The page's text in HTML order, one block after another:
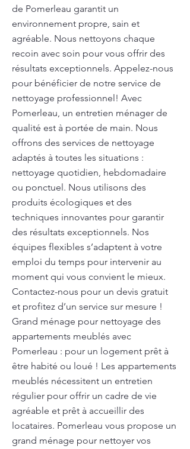
de Pomerleau garantit un
environnement propre, sain et
agréable. Nous nettoyons chaque
recoin avec soin pour vous offrir des
résultats exceptionnels. Appelez-nous
pour bénéficier de notre service de
nettoyage professionnel! Avec
Pomerleau, un entretien ménager de
qualité est à portée de main. Nous
offrons des services de nettoyage
adaptés à toutes les situations :
nettoyage quotidien, hebdomadaire
ou ponctuel. Nous utilisons des
produits écologiques et des
techniques innovantes pour garantir
des résultats exceptionnels. Nos
équipes flexibles s’adaptent à votre
emploi du temps pour intervenir au
moment qui vous convient le mieux.
Contactez-nous pour un devis gratuit
et profitez d’un service sur mesure !
Grand ménage pour nettoyage des
appartements meublés avec
Pomerleau : pour un logement prêt à
être habité ou loué ! Les appartements
meublés nécessitent un entretien
régulier pour offrir un cadre de vie
agréable et prêt à accueillir des
locataires. Pomerleau vous propose un
grand ménage pour nettoyer vos